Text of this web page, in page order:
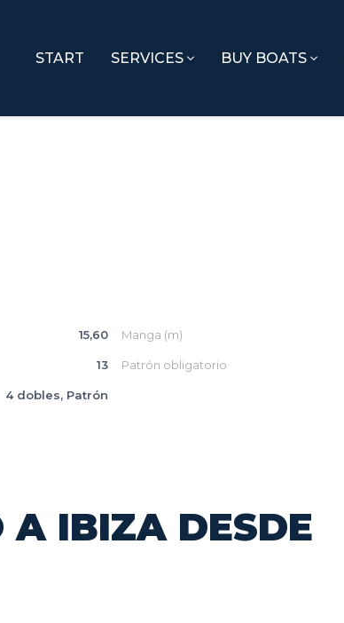
START SERVICES BUY BOATS
15,60 Manga (m)
13 Patrón obligatorio
4 dobles, Patrón
A IBIZA DESDE